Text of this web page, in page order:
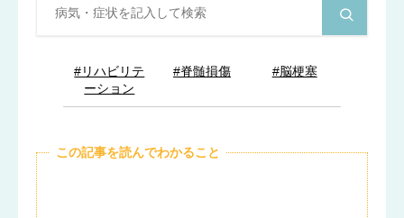
#リハビリテ
ーション
#脊髄損傷 #脳梗塞
この記事を読んでわかること